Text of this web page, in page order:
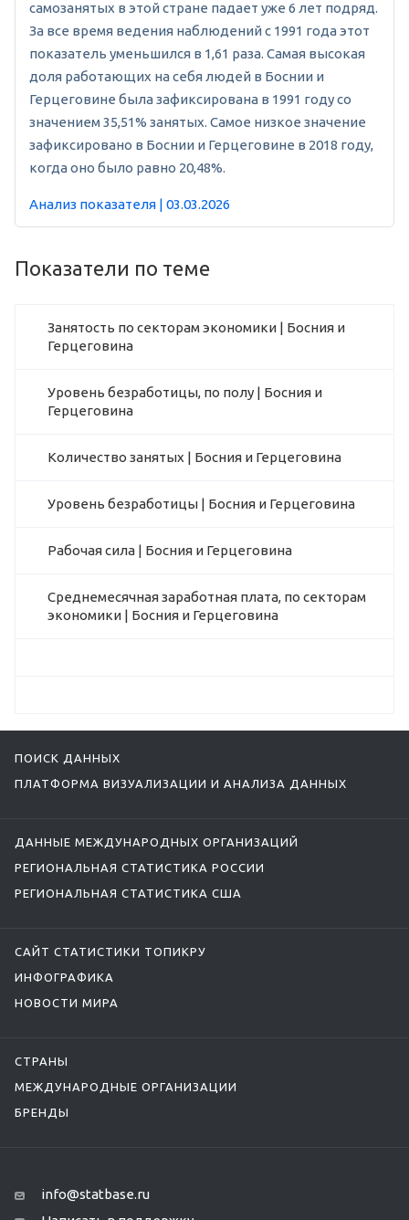
самозанятых в этой стране падает уже 6 лет подряд.
За все время ведения наблюдений с 1991 года этот
показатель уменьшился в 1,61 раза. Самая высокая
доля работающих на себя людей в Боснии и
Герцеговине была зафиксирована в 1991 году со
значением 35,51% занятых. Самое низкое значение
зафиксировано в Боснии и Герцеговине в 2018 году,
когда оно было равно 20,48%.
Анализ показателя | 03.03.2026
Показатели по теме
Занятость по секторам экономики | Босния и
Герцеговина
Уровень безработицы, по полу | Босния и
Герцеговина
Количество занятых | Босния и Герцеговина
Уровень безработицы | Босния и Герцеговина
Рабочая сила | Босния и Герцеговина
Среднемесячная заработная плата, по секторам
экономики | Босния и Герцеговина
ПОИСК ДАННЫХ
ПЛАТФОРМА ВИЗУАЛИЗАЦИИ И АНАЛИЗА ДАННЫХ
ДАННЫЕ МЕЖДУНАРОДНЫХ ОРГАНИЗАЦИЙ
РЕГИОНАЛЬНАЯ СТАТИСТИКА РОССИИ
РЕГИОНАЛЬНАЯ СТАТИСТИКА США
САЙТ СТАТИСТИКИ ТОПИКРУ
ИНФОГРАФИКА
НОВОСТИ МИРА
СТРАНЫ
МЕЖДУНАРОДНЫЕ ОРГАНИЗАЦИИ
БРЕНДЫ
info@statbase.ru